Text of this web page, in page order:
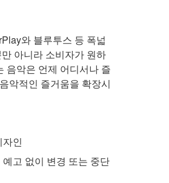
와 블루투스 등 폭넓
아니라 소비자가 원하
음악은 언제 어디서나 즐
악적인 즐거움을 확장시
인
고 없이 변경 또는 중단